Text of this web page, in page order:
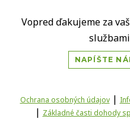
Vopred ďakujeme za
službami
NAPÍŠTE
Ochrana osobných údajov|
| Základné časti dohody